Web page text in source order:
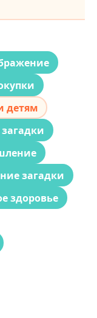
детям
загадки
здоровье